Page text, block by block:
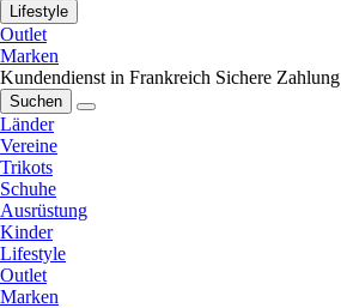
Lifestyle
Outlet
Marken
Kundendienst in Frankreich Sichere Zahlung
Suchen
Länder
Vereine
Trikots
Schuhe
Ausrüstung
Kinder
Lifestyle
Outlet
Marken